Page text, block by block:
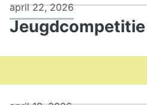
april 22, 2026
Jeugdcompetitie